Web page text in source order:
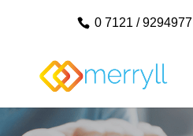
0 7121 / 9294977